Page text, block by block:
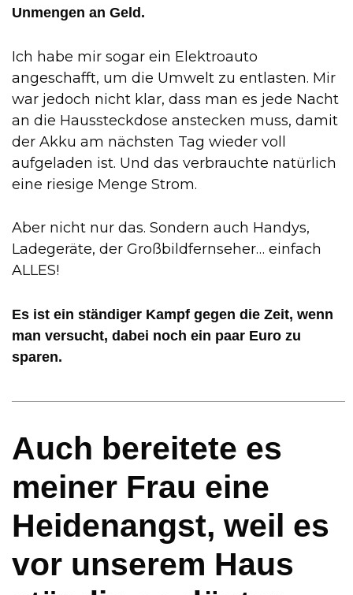
Unmengen an Geld.
Ich habe mir sogar ein Elektroauto
angeschafft, um die Umwelt zu entlasten. Mir
war jedoch nicht klar, dass man es jede Nacht
an die Haussteckdose anstecken muss, damit
der Akku am nächsten Tag wieder voll
aufgeladen ist. Und das verbrauchte natürlich
eine riesige Menge Strom.
Aber nicht nur das. Sondern auch Handys,
Ladegeräte, der Großbildfernseher… einfach
ALLES!
Es ist ein ständiger Kampf gegen die Zeit, wenn
man versucht, dabei noch ein paar Euro zu
sparen.
Auch bereitete es
meiner Frau eine
Heidenangst, weil es
vor unserem Haus